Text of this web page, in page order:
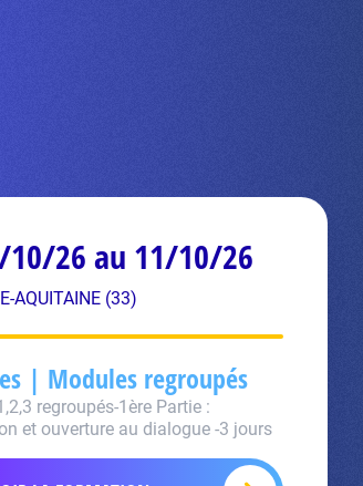
10/26 au 11/10/26
AQUITAINE (33)
| Modules regroupés
regroupés-1ère Partie :
et ouverture au dialogue -3 jours